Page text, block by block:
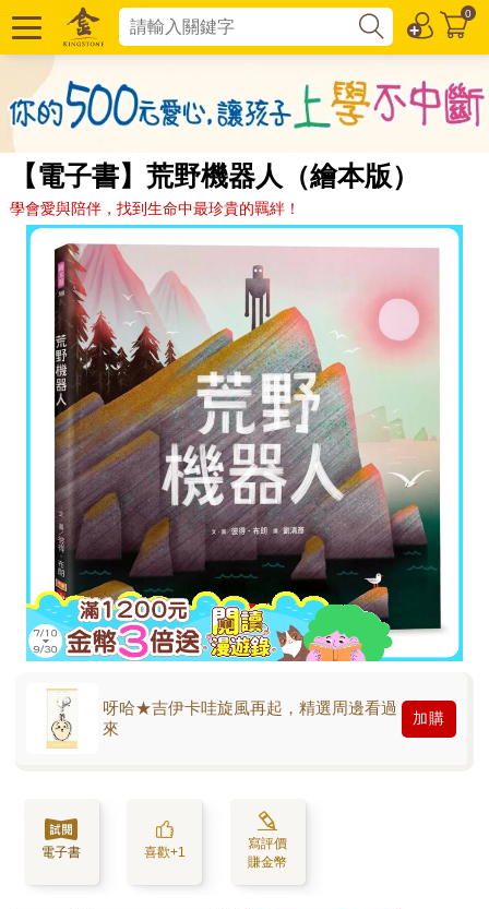
0
【電子書】荒野機器人（繪本版）
學會愛與陪伴，找到生命中最珍貴的羈絆！
呀哈★吉伊卡哇旋風再起，精選周邊看過
來
加購
電子書 喜歡+1
寫評價
賺金幣